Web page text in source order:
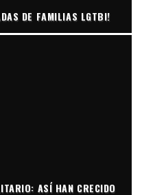
DE FAMILIAS LGTBI!
ASÍ HAN CRECIDO